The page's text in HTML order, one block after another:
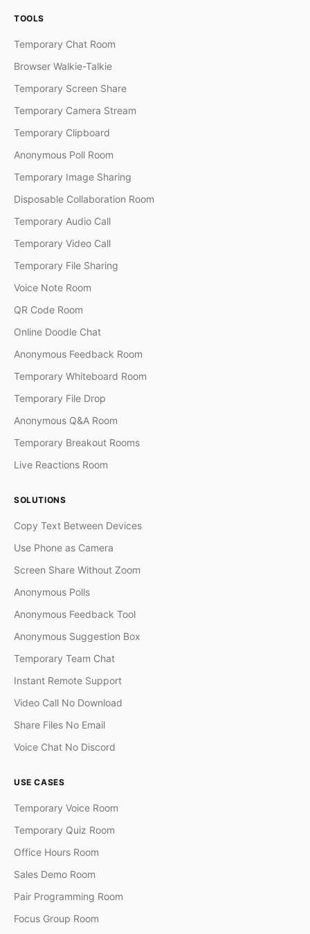
TOOLS
Temporary Chat Room
Browser Walkie-Talkie
Temporary Screen Share
Temporary Camera Stream
Temporary Clipboard
Anonymous Poll Room
Temporary Image Sharing
Disposable Collaboration Room
Temporary Audio Call
Temporary Video Call
Temporary File Sharing
Voice Note Room
QR Code Room
Online Doodle Chat
Anonymous Feedback Room
Temporary Whiteboard Room
Temporary File Drop
Anonymous Q&A Room
Temporary Breakout Rooms
Live Reactions Room
SOLUTIONS
Copy Text Between Devices
Use Phone as Camera
Screen Share Without Zoom
Anonymous Polls
Anonymous Feedback Tool
Anonymous Suggestion Box
Temporary Team Chat
Instant Remote Support
Video Call No Download
Share Files No Email
Voice Chat No Discord
USE CASES
Temporary Voice Room
Temporary Quiz Room
Office Hours Room
Sales Demo Room
Pair Programming Room
Focus Group Room